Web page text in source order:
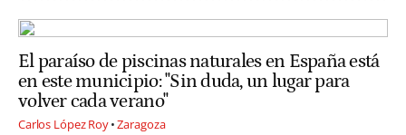
El paraíso de piscinas naturales en España está
en este municipio: "Sin duda, un lugar para
volver cada verano"
Carlos López Roy Zaragoza